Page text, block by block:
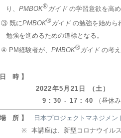
り、PMBOK®ガイドの学習意欲を高め
③ 既にPMBOK®ガイドの勉強を始めら
勉強を進めるための道標となる。
④ PM経験者が、 PMBOK®ガイドの考え
時 】
2022年5月21日 （土）
9：30 - 17：40 （昼休
所 】 日本プロジェクトマネジメ
※
本講座は、新型コロナウイル